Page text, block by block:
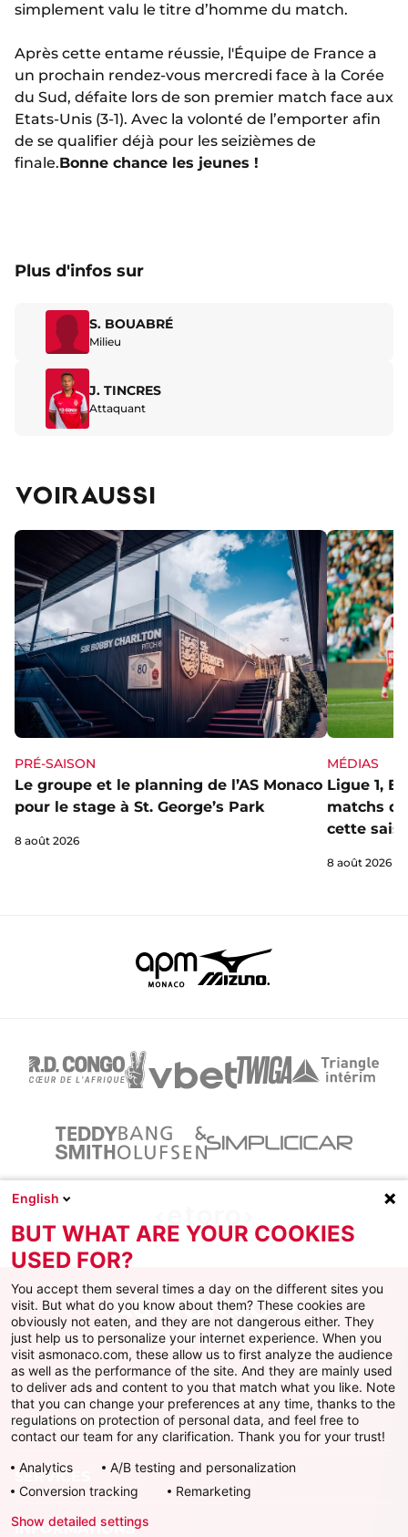
simplement valu le titre d’homme du match.
Après cette entame réussie, l'Équipe de France a
un prochain rendez-vous mercredi face à la Corée
du Sud, défaite lors de son premier match face aux
Etats-Unis (3-1). Avec la volonté de l’emporter afin
de se qualifier déjà pour les seizièmes de
finale.Bonne chance les jeunes !
Plus d'infos sur
S. BOUABRÉ
Milieu
J. TINCRES
Attaquant
VOIR AUSSI
PRÉ-SAISON
Le groupe et le planning de l’AS Monaco
pour le stage à St. George’s Park
8 août 2026
MÉDIAS
Ligue 1,
matchs
cette
8 août 2026
Facebook
X Instagram
YoutubeTikTokTwitch
AS MONACO
SERVICES
INFORMATIONS
English
BUT WHAT ARE YOUR COOKIES
USED FOR?
You accept them several times a day on the different sites you
visit. But what do you know about them? These cookies are
obviously not eaten, and they are not dangerous either. They
just help us to personalize your internet experience. When you
visit asmonaco.com, these allow us to first analyze the audience
as well as the performance of the site. And they are mainly used
to deliver ads and content to you that match what you like. Note
that you can change your preferences at any time, thanks to the
regulations on protection of personal data, and feel free to
contact our team for any clarification. Thank you for your trust!
Analytics
A/B testing and personalization
Conversion tracking
Remarketing
Show detailed settings